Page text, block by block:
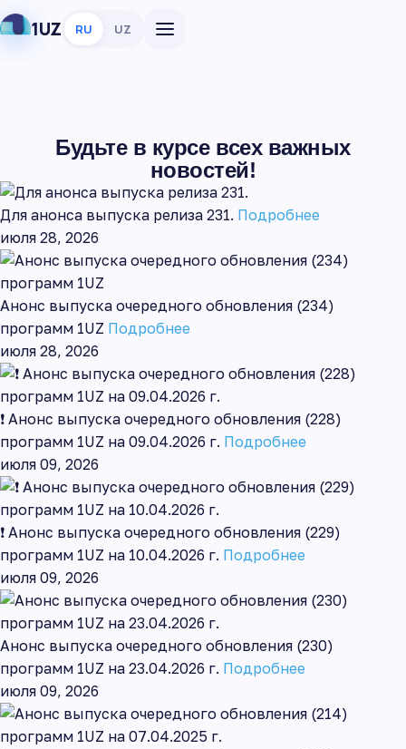
1UZ RU UZ
Будьте в курсе всех важных
новостей!
Для анонса выпуска релиза 231. Подробнее
июля 28, 2026
Анонс выпуска очередного обновления (234)
программ 1UZ Подробнее
июля 28, 2026
❗ Анонс выпуска очередного обновления (228)
программ 1UZ на 09.04.2026 г. Подробнее
июля 09, 2026
❗ Анонс выпуска очередного обновления (229)
программ 1UZ на 10.04.2026 г. Подробнее
июля 09, 2026
Анонс выпуска очередного обновления (230)
программ 1UZ на 23.04.2026 г. Подробнее
июля 09, 2026